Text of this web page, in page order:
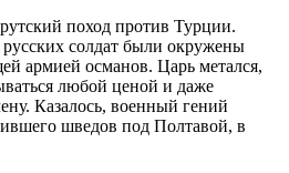
поход против Турции.
солдат были окружены
армией османов. Царь метался,
любой ценой и даже
Казалось, военный гений
шведов под Полтавой, в